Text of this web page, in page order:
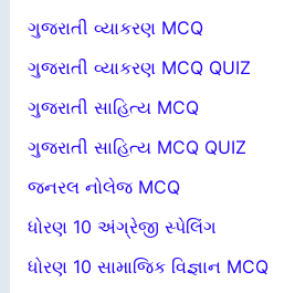
ગુજરાતી વ્યાકરણ MCQ
ગુજરાતી વ્યાકરણ MCQ QUIZ
ગુજરાતી સાહિત્ય MCQ
ગુજરાતી સાહિત્ય MCQ QUIZ
જનરલ નોલેજ MCQ
ધોરણ 10 અંગ્રેજી સ્પેલિંગ
ધોરણ 10 સામાજિક વિજ્ઞાન MCQ